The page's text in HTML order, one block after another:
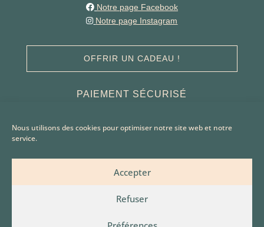
Nous utilisons des cookies pour optimiser notre site web et notre
service.
Accepter
Refuser
Notre page Facebook
Notre page Instagram
OFFRIR UN CADEAU !
PAIEMENT SÉCURISÉ